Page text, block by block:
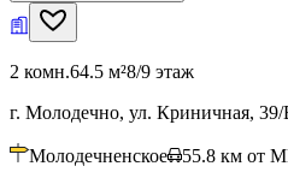
2 комн.64.5 м²8/9 этаж
г. Молодечно, ул. Криничная,
Молодечненское 55.8 км от